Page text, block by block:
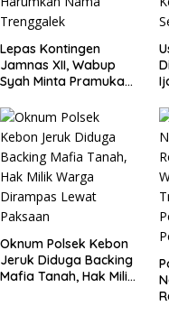
Lepas Kontingen
Jamnas XII, Wabup
Syah Minta Pramuka
Trenggalek
Oknum Polsek Kebon
Jeruk Diduga Backing
Mafia Tanah, Hak Milik